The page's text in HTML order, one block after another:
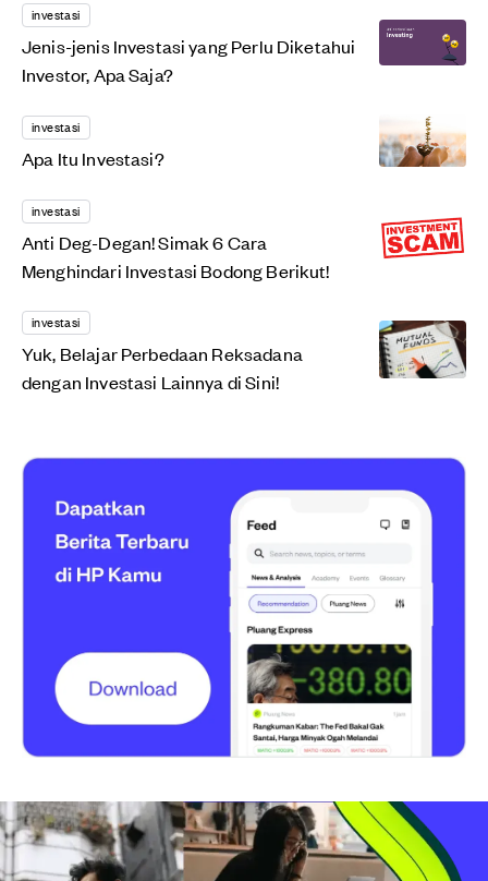
investasi
Jenis-jenis Investasi yang Perlu Diketahui
Investor, Apa Saja?
investasi
Apa Itu Investasi?
investasi
Anti Deg-Degan! Simak 6 Cara
Menghindari Investasi Bodong Berikut!
investasi
Yuk, Belajar Perbedaan Reksadana
dengan Investasi Lainnya di Sini!